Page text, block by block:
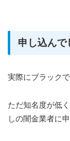
申し込んで
実際にブラック
ただ知名度が低
しの闇金業者に